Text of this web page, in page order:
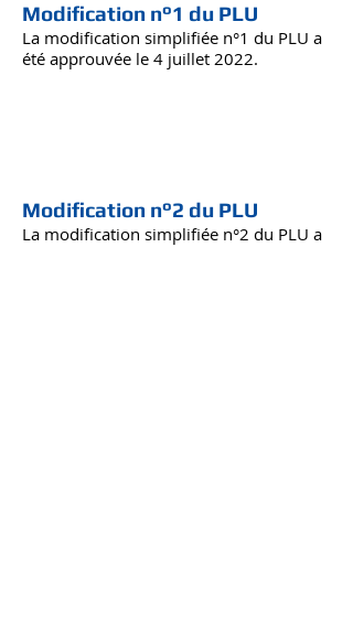
Modification n°1 du PLU
La modification simplifiée n°1 du PLU a
été approuvée le 4 juillet 2022.
Modification n°2 du PLU
La modification simplifiée n°2 du PLU a